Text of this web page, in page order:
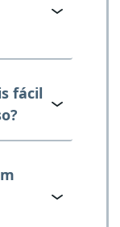
fácil